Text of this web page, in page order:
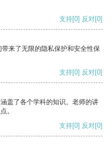
支持[0] 反对[0]
来了无限的隐私保护和安全性保
支持[0] 反对[0]
盖了各个学科的知识。老师的讲
。
支持[0] 反对[0]